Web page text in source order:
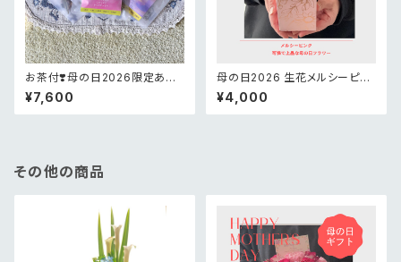
お茶付❣️母の日2026限定あり
がとうの花かごアレンジメント
¥7,600
母の日2026 生花メルシーピン
クアレンジメント
¥4,000
その他の商品